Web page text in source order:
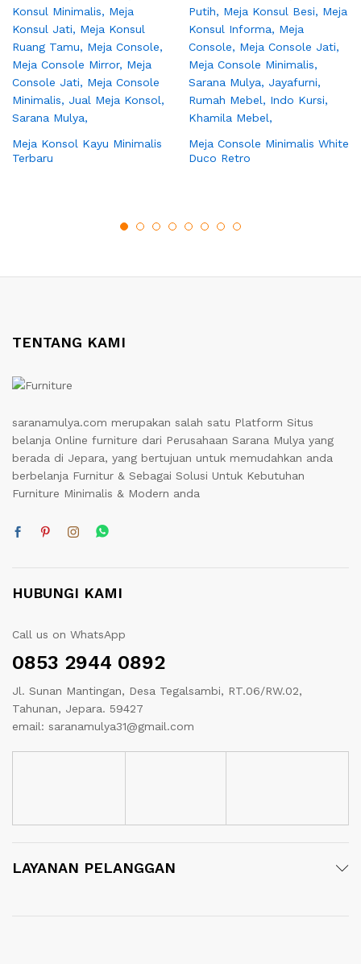
Meja Konsol Kayu Minimalis
Terbaru
Meja Console Minimalis White
Duco Retro
TENTANG KAMI
saranamulya.com merupakan salah satu Platform Situs
belanja Online furniture dari Perusahaan Sarana Mulya yang
berada di Jepara, yang bertujuan untuk memudahkan anda
berbelanja Furnitur & Sebagai Solusi Untuk Kebutuhan
Furniture Minimalis & Modern anda
HUBUNGI KAMI
Call us on WhatsApp
0853 2944 0892
Jl. Sunan Mantingan, Desa Tegalsambi, RT.06/RW.02,
Tahunan, Jepara. 59427
email: saranamulya31@gmail.com
LAYANAN PELANGGAN